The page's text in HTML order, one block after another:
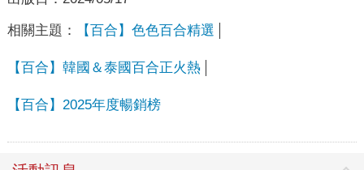
相關主題： 【百合】色色百合精選
【百合】韓國＆泰國百合正火熱
【百合】2025年度暢銷榜